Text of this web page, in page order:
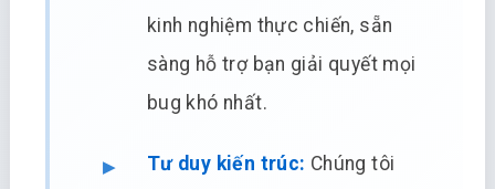
kinh nghiệm thực chiến, sẵn
sàng hỗ trợ bạn giải quyết mọi
bug khó nhất.
Tư duy kiến trúc: Chúng tôi